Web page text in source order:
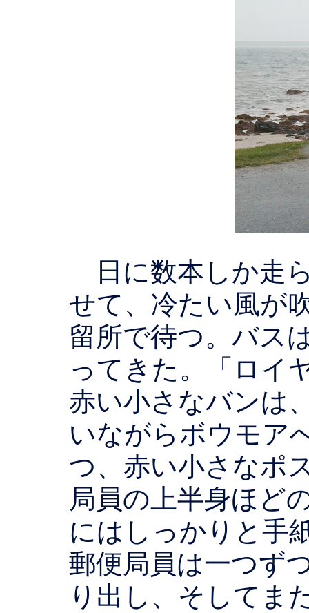
日に数本しか走
せて、冷たい風が
留所で待つ。バス
ってきた。「ロイ
赤い小さなバンは
いながらボウモア
つ、赤い小さなポ
局員の上半身ほど
にはしっかりと手
郵便局員は一つず
り出し、そしてま